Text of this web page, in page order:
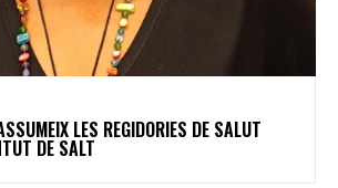
LES REGIDORIES DE SALUT
DE SALT